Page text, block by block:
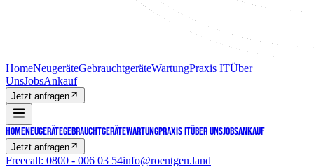
HomeNeugeräteGebrauchtgeräteWartungPraxis ITÜber
UnsJobsAnkauf
Jetzt anfragen
HomeNeugeräteGebrauchtgeräteWartungPraxis ITÜber UnsJobsAnkauf
Jetzt anfragen
Freecall: 0800 - 006 03 54info@roentgen.land